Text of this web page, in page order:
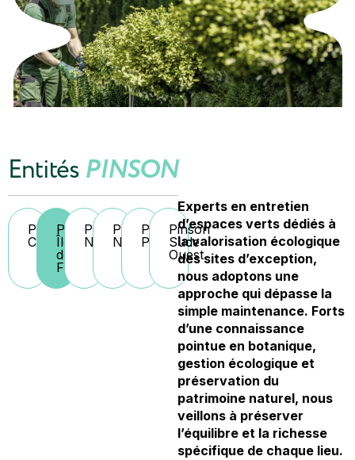
Entités PINSON
Pinson
Centre
Pinson
Île-
de-
France
Pinson
Nord
Pinson
Nord
Pinson
Provence
Pinson
Sud
Ouest
Experts en entretien
d’espaces verts dédiés à
la valorisation écologique
des sites d’exception,
nous adoptons une
approche qui dépasse la
simple maintenance. Forts
d’une connaissance
pointue en botanique,
gestion écologique et
préservation du
patrimoine naturel, nous
veillons à préserver
l’équilibre et la richesse
spécifique de chaque lieu.